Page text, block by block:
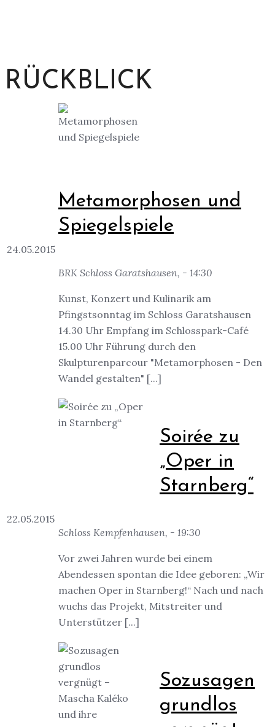
RÜCKBLICK
24.05.2015
Metamorphosen und
Spiegelspiele
BRK Schloss Garatshausen, - 14:30
Kunst, Konzert und Kulinarik am
Pfingstsonntag im Schloss Garatshausen
14.30 Uhr Empfang im Schlosspark-Café
15.00 Uhr Führung durch den
Skulpturenparcour "Metamorphosen - Den
Wandel gestalten" [...]
22.05.2015
Soirée zu
„Oper in
Starnberg“
Schloss Kempfenhausen, - 19:30
Vor zwei Jahren wurde bei einem
Abendessen spontan die Idee geboren: „Wir
machen Oper in Starnberg!“ Nach und nach
wuchs das Projekt, Mitstreiter und
Unterstützer [...]
Sozusagen
grundlos